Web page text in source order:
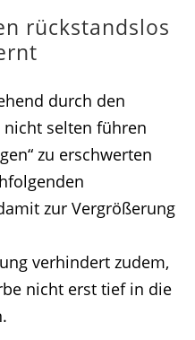
rückstandslos
durch den
nicht selten führen
zu erschwerten
zur Vergrößerung
verhindert zudem,
nicht erst tief in die